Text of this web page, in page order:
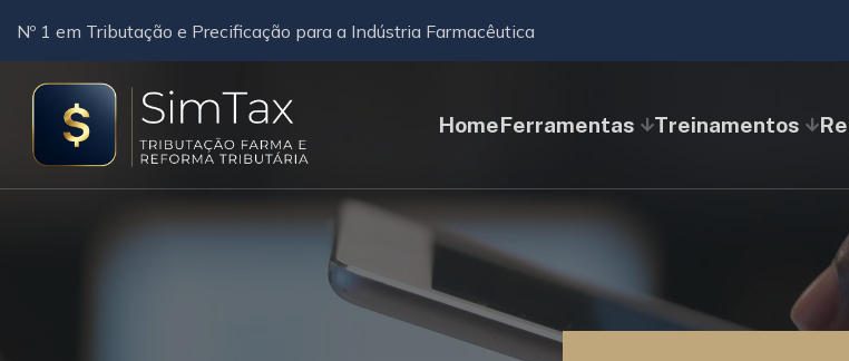
Nº 1 em Tributação e Precificação para a Indústria Farmacêutica
HomeFerramentas Treinamentos